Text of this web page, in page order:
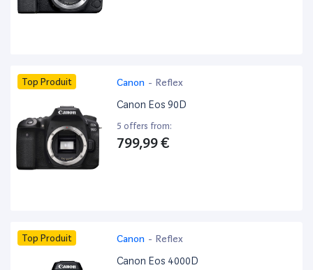
Top Produit Canon - Reflex
Canon Eos 90D
5 offers from:
799,99 €
Top Produit Canon - Reflex
Canon Eos 4000D